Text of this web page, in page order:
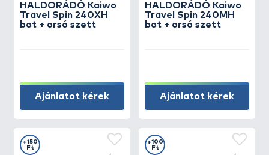
HALDORÁDÓ Kaiwo
Travel Spin 240XH
bot + orsó szett
Ajánlatot kérek
HALDORÁDÓ Kaiwo
Travel Spin 240MH
bot + orsó szett
Ajánlatot kérek
+150
Ft
+100
Ft